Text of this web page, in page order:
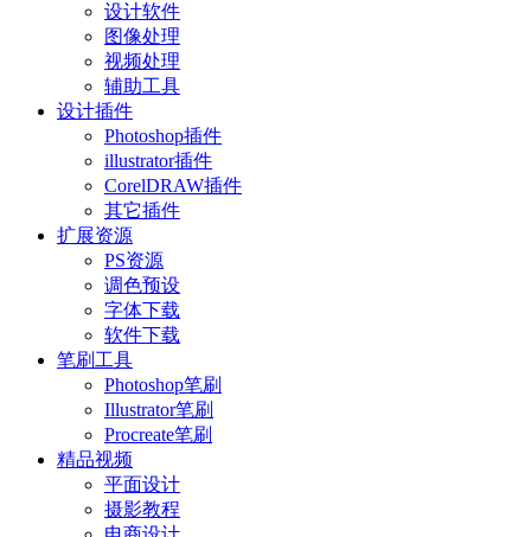
设计软件
图像处理
视频处理
辅助工具
设计插件
Photoshop插件
illustrator插件
CorelDRAW插件
其它插件
扩展资源
PS资源
调色预设
字体下载
软件下载
笔刷工具
Photoshop笔刷
Illustrator笔刷
Procreate笔刷
精品视频
平面设计
摄影教程